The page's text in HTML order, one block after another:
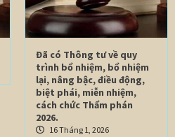
Đã có Thông tư về quy
trình bổ nhiệm, bổ nhiệm
lại, nâng bậc, điều động,
biệt phái, miễn nhiệm,
cách chức Thẩm phán
2026.
16 Tháng 1, 2026